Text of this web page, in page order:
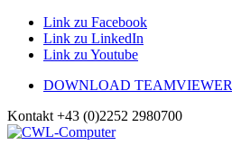
Link zu Facebook
Link zu LinkedIn
Link zu Youtube
DOWNLOAD TEAMVIEWER
Kontakt +43 (0)2252 2980700